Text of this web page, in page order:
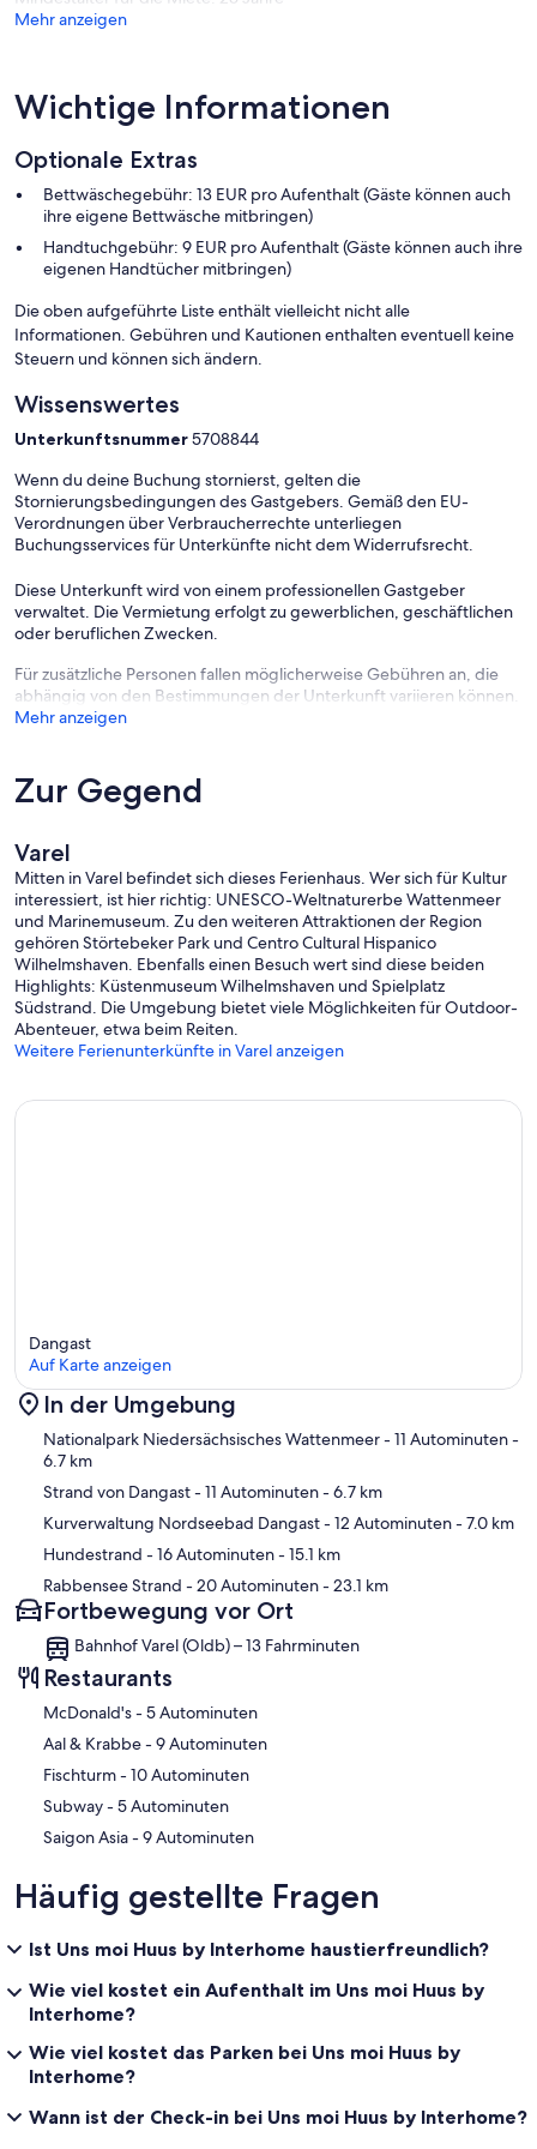
- Baujahr: 1996
- letzte umfassende Renovierung: 2024
- Nichtraucherunterkunft
- Schlafzimmeranzahl: 4
Top Merkmale
- WLAN
- Heizung: überall
- Fußbodenheizung: teilweise
- Terrasse
- komplett eingefriedet (mit Mauer, Zaun oder Hecke)
- hundesicher durch einen Zaun (komplett eingezäunt)
- Private PKW-Stellplätze insgesamt für diese Unterkunft: 2
- ㄴ davon Carport-Stellplätze: 1
Schlafzimmer 1
- Doppelbett (1,80m Breite)
Schlafzimmer 3
- Doppelbett (von 1,51 m bis 1,79 m Breite)
- Doppelbett (von 1,31 m bis 1,50 m Breite)
Schlafzimmer 7
- Schlafsofa 2 Personen
Badezimmer
Badezimmer 1
- Dusche
- Toilette
- Föhn
Badezimmer 3
- Dusche
- Waschbecken
- Toilette
- Föhn
- Tageslicht
Kochen/Wohnen
- Kaffeemaschine: Kaffeemaschine
- Kühl-/Gefrierschrank: Gefrierfach, Tiefkühlschrank, Kühlschrank
- Backofen
- Ofen
Entertainment
- Fernseher: Sat.-TV
- Radio
- CD-Player
Für Kinder
- Kinderstuhl
- Kinderspielzeug
- Gesellschaftsspiele für Kinder
- Waschmaschine: zur alleinigen Nutzung im Objekt
- Bügeleisen
- Staubsauger
- Rauchmelder
- Abfallrecycling
- Bioabfall verfügbar
Außenbereich
- Grill: Holzkohlegrill
- nächstgelegene Ortsmitte: 3,0 km
- Bars/Clubs/Ausgehen: 3,0 km
- Cafés/Restaurants: 500 m
- Flughafen: 80,0 km
- Autobahn: 2,0 km
- nächste Haltestelle ÖPNV: 1,0 km
Mehr anzeigen
Wichtige Informationen
Optionale Extras
Bettwäschegebühr: 13 EUR pro Aufenthalt (Gäste können auch
ihre eigene Bettwäsche mitbringen)
Handtuchgebühr: 9 EUR pro Aufenthalt (Gäste können auch ihre
eigenen Handtücher mitbringen)
Die oben aufgeführte Liste enthält vielleicht nicht alle
Informationen. Gebühren und Kautionen enthalten eventuell keine
Steuern und können sich ändern.
Wissenswertes
Unterkunftsnummer5708844
Wenn du deine Buchung stornierst, gelten die
Stornierungsbedingungen des Gastgebers. Gemäß den EU-
Verordnungen über Verbraucherrechte unterliegen
Buchungsservices für Unterkünfte nicht dem Widerrufsrecht.
Diese Unterkunft wird von einem professionellen Gastgeber
verwaltet. Die Vermietung erfolgt zu gewerblichen, geschäftlichen
oder beruflichen Zwecken.
Für zusätzliche Personen fallen möglicherweise Gebühren an, die
abhängig von den Bestimmungen der Unterkunft variieren können.
Mehr anzeigen
Zur Gegend
Varel
Mitten in Varel befindet sich dieses Ferienhaus. Wer sich für Kultur
interessiert, ist hier richtig: UNESCO-Weltnaturerbe Wattenmeer
und Marinemuseum. Zu den weiteren Attraktionen der Region
gehören Störtebeker Park und Centro Cultural Hispanico
Wilhelmshaven. Ebenfalls einen Besuch wert sind diese beiden
Highlights: Küstenmuseum Wilhelmshaven und Spielplatz
Südstrand. Die Umgebung bietet viele Möglichkeiten für Outdoor-
Abenteuer, etwa beim Reiten.
Weitere Ferienunterkünfte in Varel anzeigen
Karte
Dangast
Auf Karte anzeigen
In der Umgebung
Nationalpark Niedersächsisches Wattenmeer- 11 Autominuten-
6.7 km
Strand von Dangast- 11 Autominuten- 6.7 km
Kurverwaltung Nordseebad Dangast- 12 Autominuten- 7.0 km
Hundestrand - 16 Autominuten- 15.1 km
Rabbensee Strand - 20 Autominuten- 23.1 km
Fortbewegung vor Ort
Bahnhof Varel (Oldb) – 13 Fahrminuten
Restaurants
‪McDonald's - ‬5 Autominuten
‪Aal & Krabbe - ‬9 Autominuten
‪Fischturm - ‬10 Autominuten
‪Subway - ‬5 Autominuten
‪Saigon Asia - ‬9 Autominuten
Häufig gestellte Fragen
Ist Uns moi Huus by Interhome haustierfreundlich?
Wie viel kostet ein Aufenthalt im Uns moi Huus by
Interhome?
Wie viel kostet das Parken bei Uns moi Huus by
Interhome?
Wann ist der Check-in bei Uns moi Huus by Interhome?